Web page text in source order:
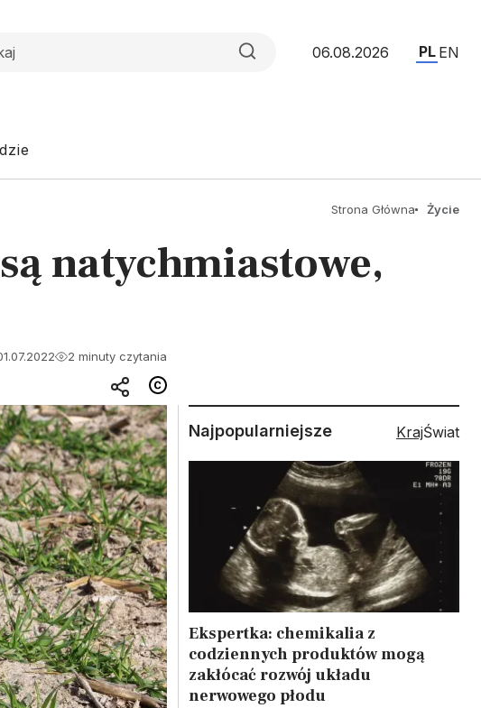
06.08.2026 PL EN
Strona Główna Życie
natychmiastowe,
2 minuty czytania
Najpopularniejsze KrajŚwiat
Ekspertka: chemikalia z
codziennych produktów mogą
zakłócać rozwój układu
nerwowego płodu